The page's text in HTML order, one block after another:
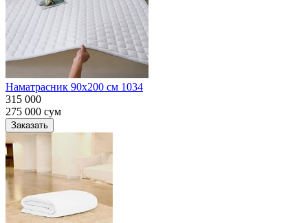
Наматрасник 90х200 см 1034
315 000
275 000 сум
Заказать